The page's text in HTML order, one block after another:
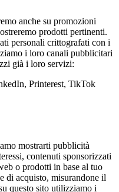
anche su promozioni
prodotti pertinenti.
personali crittografati con i
i loro canali pubblicitari
già i loro servizi:
Printerest, TikTok
mostrarti pubblicità
contenuti sponsorizzati
o prodotti in base al tuo
di acquisto, misurandone il
questo sito utilizziamo i